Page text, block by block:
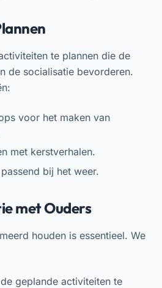
te plannen die de
de socialisatie bevorderen.
voor het maken van
met kerstverhalen.
bij het weer.
met Ouders
houden is essentieel. We
geplande activiteiten te